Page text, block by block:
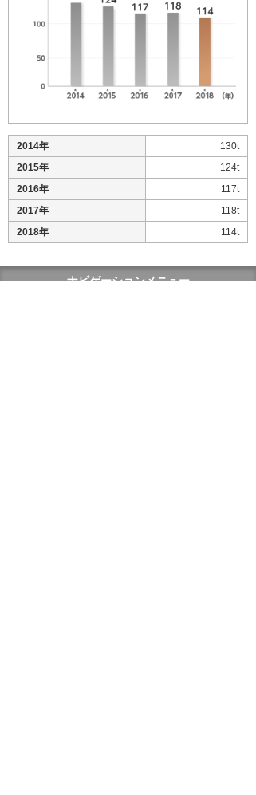
2014年
130t
2015年
124t
2016年
117t
2017年
118t
2018年
114t
ナビゲーションメニュー